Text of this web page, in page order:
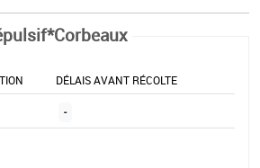
DÉLAIS AVANT RÉCOLTE
-